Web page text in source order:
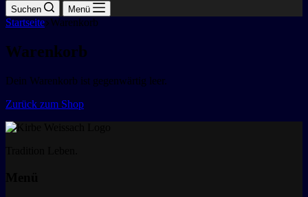
Suchen Menü
Startseite Warenkorb
Warenkorb
Dein Warenkorb ist gegenwärtig leer.
Zurück zum Shop